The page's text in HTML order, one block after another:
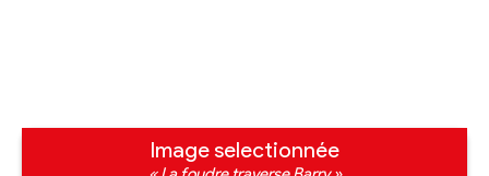
Image selectionnée